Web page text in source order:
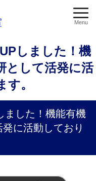
Menu
しました！機
として活発に活
。
ました！機能有機
に活動しており